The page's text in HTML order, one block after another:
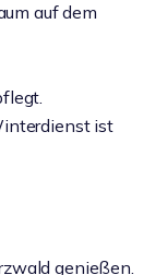
auf dem
ist
genießen.